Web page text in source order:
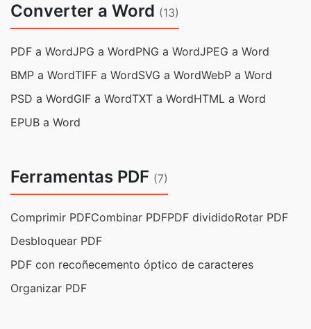
Converter a Word (13)
PDF a WordJPG a WordPNG a WordJPEG a Word
BMP a WordTIFF a WordSVG a WordWebP a Word
PSD a WordGIF a WordTXT a WordHTML a Word
EPUB a Word
Ferramentas PDF (7)
Comprimir PDFCombinar PDFPDF divididoRotar PDF
Desbloquear PDF
PDF con recoñecemento óptico de caracteres
Organizar PDF